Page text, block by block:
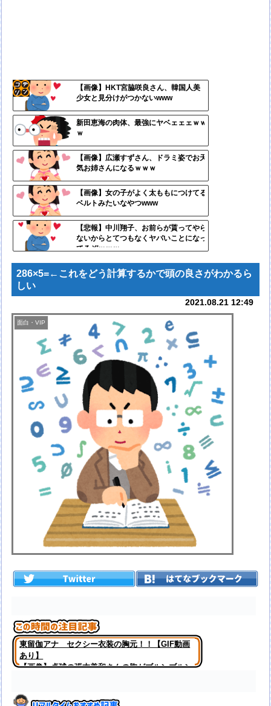
【画像】HKT宮脇咲良さん、韓国人美
少女と見分けがつかないwww
新田恵海の肉体、最強にヤベェェェｗｗ
ｗ
【画像】広瀬すずさん、ドラミ姿でお天
気お姉さんになるｗｗｗ
【画像】女の子がよく太ももにつけてる
ベルトみたいなやつwww
【悲報】中川翔子、お前らが貰ってやら
ないからとてつもなくヤバいことになっ
てるぞｗｗｗ
コテ
定リ
ツー
286×5=←これをどう計算するかで頭の良さがわかるら
しい
2021.08.21 12:49
面白・VIP
東留伽アナ セクシー衣装の胸元！！【GIF動画
あり】
【画像】卓球の張本美和さんの胸がブルンブルン